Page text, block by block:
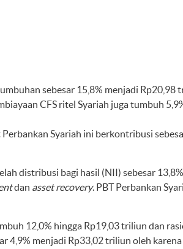
sebesar 15,8% menjadi Rp20,98
CFS ritel Syariah juga tumbuh
Syariah ini berkontribusi
distribusi bagi hasil (NII) sebesar
dan asset recovery. PBT Perbankan
12,0% hingga Rp19,03 triliun dan
4,9% menjadi Rp33,02 triliun oleh